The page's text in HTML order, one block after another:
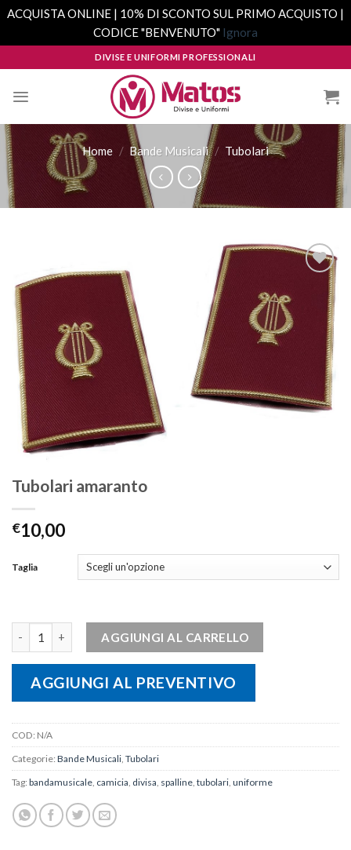
ACQUISTA ONLINE | 10% DI SCONTO SUL PRIMO ACQUISTO |
CODICE "BENVENUTO" Ignora
to
content
DIVISE E UNIFORMI PROFESSIONALI
Home / Bande Musicali / Tubolari
Aggiungi
alla lista
desideri
Tubolari amaranto
€10,00
Taglia
AGGIUNGI AL CARRELLO
AGGIUNGI AL PREVENTIVO
COD: N/A
Categorie: Bande Musicali, Tubolari
Tag: bandamusicale, camicia, divisa, spalline, tubolari, uniforme